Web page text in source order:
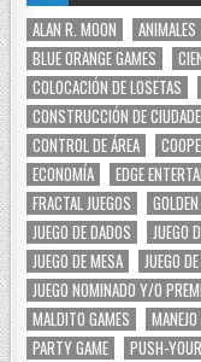
ALAN R. MOON ANIMALES
BLUE ORANGE GAMES
COLOCACIÓN DE LOSETAS
CONSTRUCCIÓN DE
CONTROL DE ÁREA
ECONOMÍA
EDGE
FRACTAL JUEGOS
JUEGO DE DADOS
JUEGO
JUEGO DE MESA
JUEGO
JUEGO NOMINADO Y/O
MALDITO GAMES
PARTY GAME
PUSH-